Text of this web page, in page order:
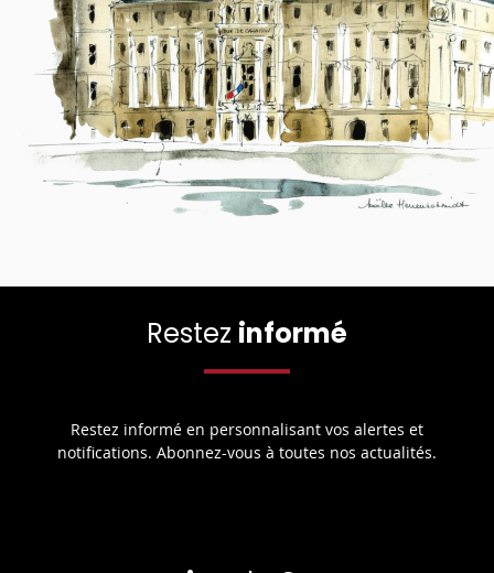
Restez informé
Restez informé en personnalisant vos alertes et
notifications. Abonnez-vous à toutes nos actualités.